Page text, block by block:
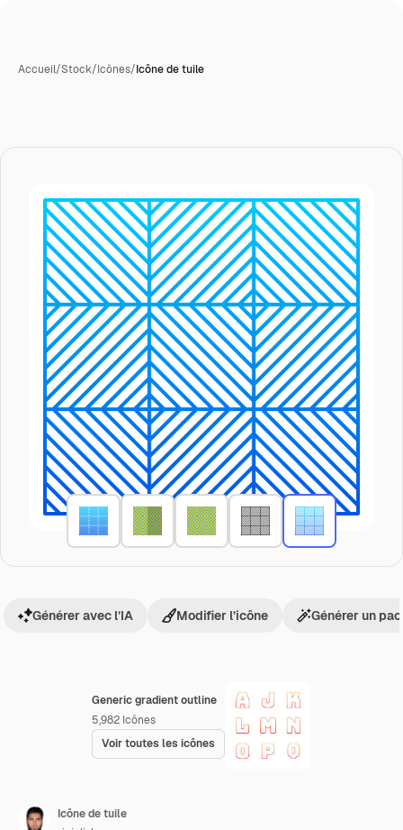
Accueil/Stock/Icônes/Icône de tuile
Generic gradient outline
5,982 Icônes
Voir toutes les icônes
Générer avec l’IA Modifier l’icône Générer un
Icône de tuile